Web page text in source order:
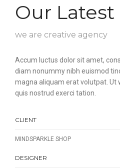
Our
we are creative agency
Accum luctus dolor sit amet,
diam nonummy nibh euismod
magna aliquam erat volutpat. Ut
quis nostrud exerci tation.
CLIENT
MINDSPARKLE SHOP
DESIGNER